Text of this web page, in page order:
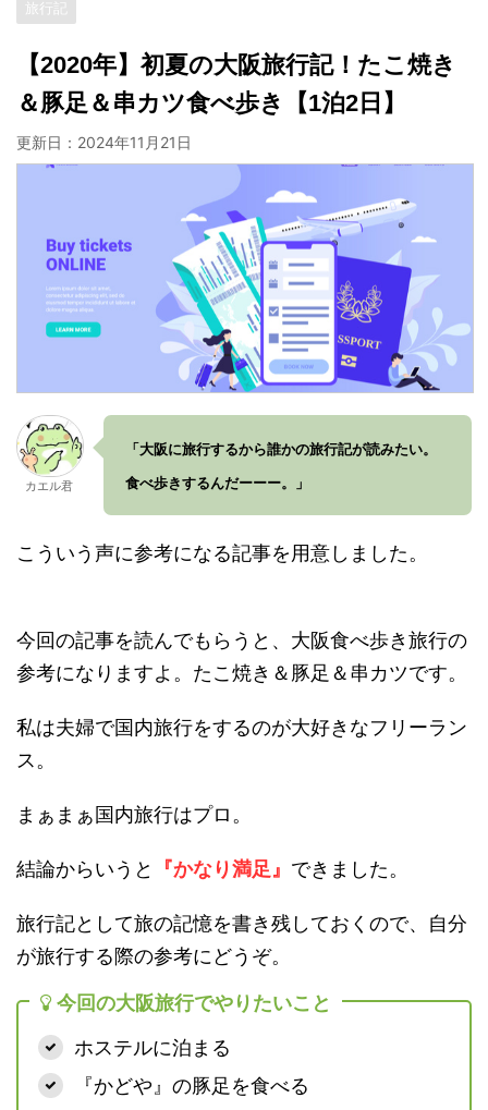
旅行記
【2020年】初夏の大阪旅行記！たこ焼き
＆豚足＆串カツ食べ歩き【1泊2日】
更新日： 2024年11月21日
カエル君
「大阪に旅行するから誰かの旅行記が読みたい。
食べ歩きするんだーーー。」
こういう声に参考になる記事を用意しました。
今回の記事を読んでもらうと、大阪食べ歩き旅行の
参考になりますよ。たこ焼き＆豚足＆串カツです。
私は夫婦で国内旅行をするのが大好きなフリーラン
ス。
まぁまぁ国内旅行はプロ。
結論からいうと 『かなり満足』 できました。
旅行記として旅の記憶を書き残しておくので、自分
が旅行する際の参考にどうぞ。
今回の大阪旅行でやりたいこと
ホステルに泊まる
『かどや』の豚足を食べる